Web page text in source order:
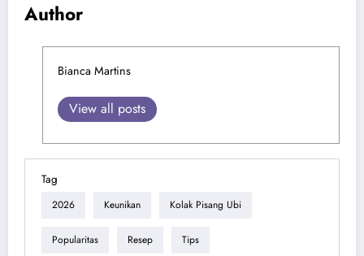
Author
Bianca Martins
View all posts
Tag
2026 Keunikan Kolak Pisang Ubi
Popularitas Resep Tips